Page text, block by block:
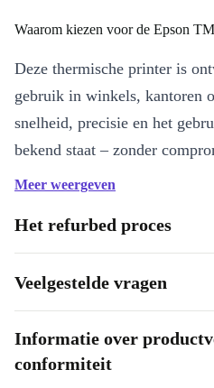
Waarom kiezen voor de Epson
Deze thermische printer is
gebruik in winkels, kantoren
snelheid, precisie en het
bekend staat – zonder
betekent in dit geval:
gebruik.
Scherpe afdrukken
dankzij 180
Thermische printtechnologie:
nodig, minder onderhoud.
Meer weergeven
Het refurbed proces
Veelgestelde vragen
Informatie over
conformiteit